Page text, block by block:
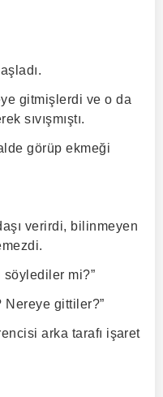
gitmişlerdi ve o da
sıvışmıştı.
görüp ekmeği
verirdi, bilinmeyen
mi?”
Nereye gittiler?”
arka tarafı işaret